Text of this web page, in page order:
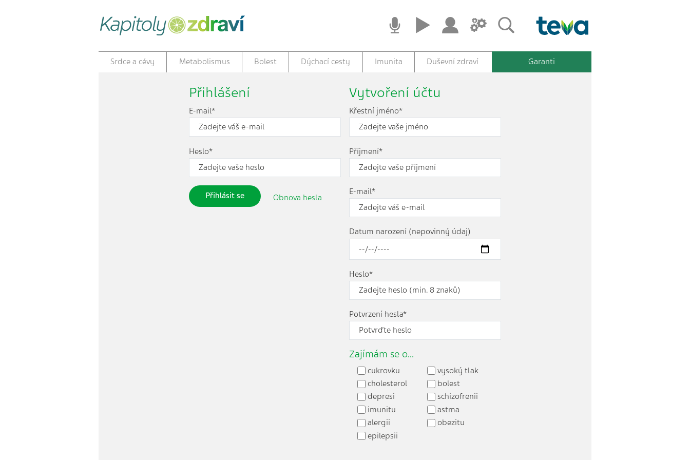
Srdce a cévy Metabolismus Bolest Dýchací cesty Imunita Duševní zdraví Garanti
Přihlášení
E-mail*
Heslo*
Přihlásit se Obnova hesla
Vytvoření účtu
Křestní jméno*
Příjmení*
E-mail*
Datum narození (nepovinný údaj)
Heslo*
Potvrzení hesla*
Zajímám se o...
cukrovku
vysoký tlak
cholesterol
bolest
depresi
schizofrenii
imunitu
astma
alergii
obezitu
epilepsii